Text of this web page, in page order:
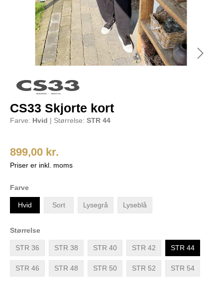
CS33 Skjorte kort
Farve: Hvid | Størrelse: STR 44
899,00 kr.
Priser er inkl. moms
Farve
Hvid Sort Lysegrå Lyseblå
Størrelse
STR 36 STR 38 STR 40 STR 42 STR 44
STR 46 STR 48 STR 50 STR 52 STR 54